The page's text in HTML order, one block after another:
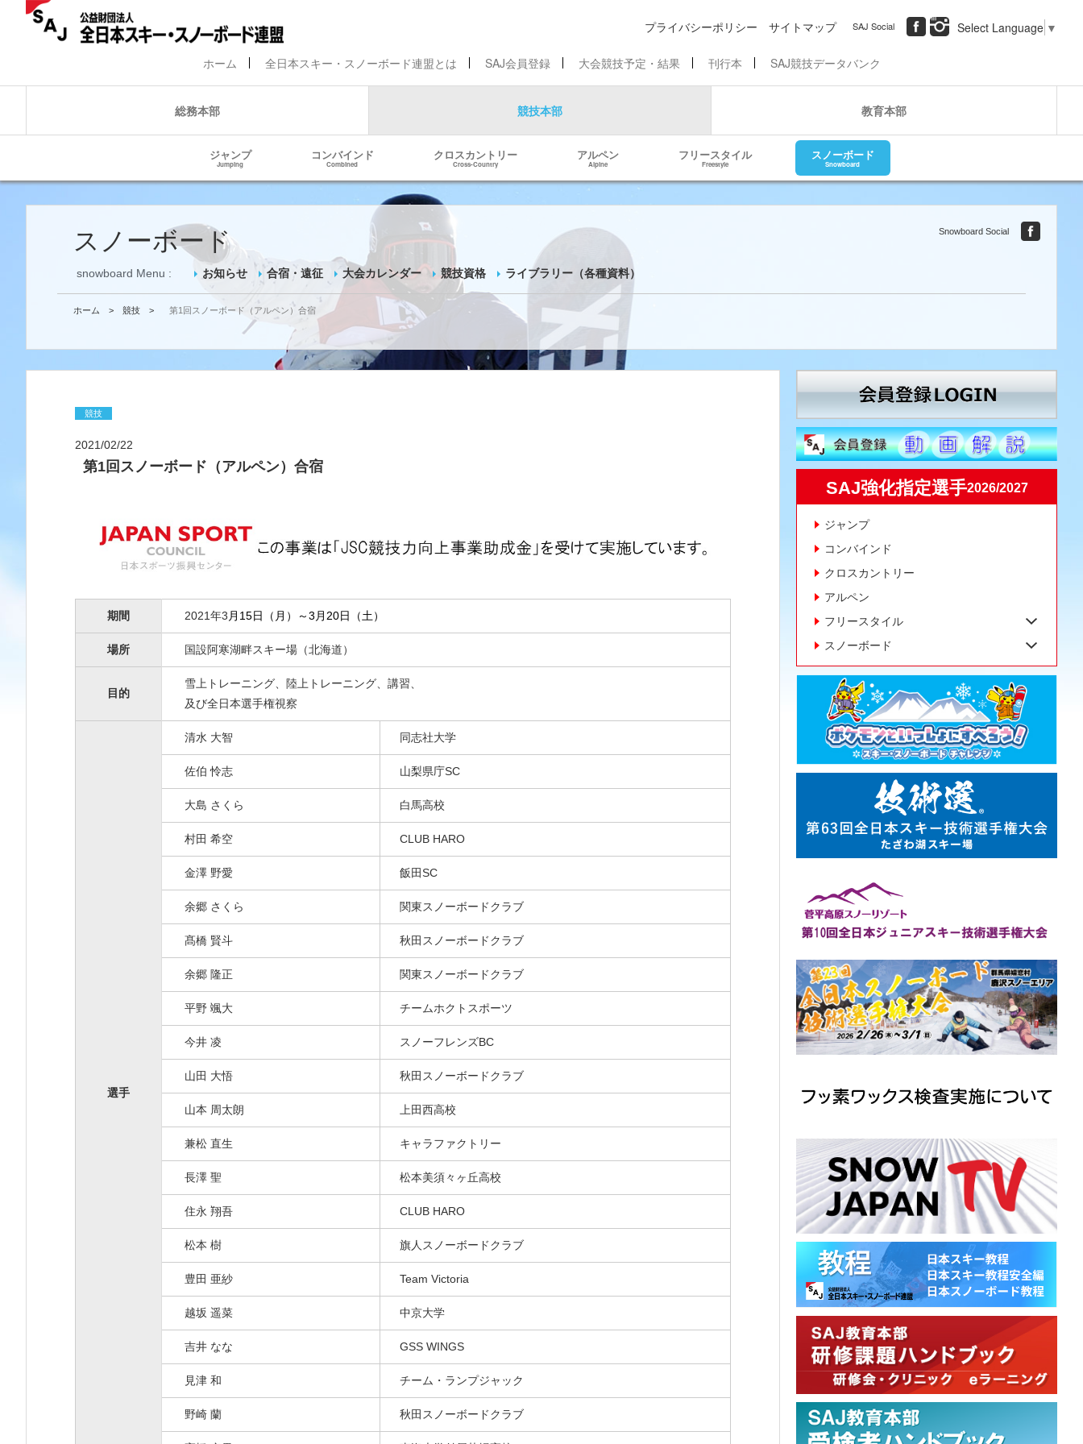
プライバシーポリシー サイトマップ SAJ Social Select Language ▼
ホーム 全日本スキー・スノーボード連盟とは SAJ会員登録 大会競技予定・結果 刊行本 SAJ競技データバンク
総務本部 競技本部 教育本部
ジャンプ
Jumping
コンバインド
Combined
クロスカントリー
Cross-Country
アルペン
Alpine
フリースタイル
Freestyle
スノーボード
Snowboard
スノーボード
snowboard Menu : お知らせ 合宿・遠征 大会カレンダー 競技資格 ライブラリー（各種資料）
Snowboard Social
ホーム > 競技 > 第1回スノーボード（アルペン）合宿
競技
2021/02/22
第1回スノーボード（アルペン）合宿
期間 2021年3 月15日（月）～3月20日（土）
場所 国設阿寒湖畔スキー場（北海道）
目的
雪上トレーニング、陸上トレーニング、講習、
及び全日本選手権視察
選手
清水 大智 同志社大学
佐伯 怜志 山梨県庁SC
大島 さくら 白馬高校
村田 希空 CLUB HARO
金澤 野愛 飯田SC
余郷 さくら 関東スノーボードクラブ
髙橋 賢斗 秋田スノーボードクラブ
余郷 隆正 関東スノーボードクラブ
平野 颯大 チームホクトスポーツ
今井 凌 スノーフレンズBC
山田 大悟 秋田スノーボードクラブ
山本 周太朗 上田西高校
兼松 直生 キャラファクトリー
長澤 聖 松本美須々ヶ丘高校
住永 翔吾 CLUB HARO
松本 樹 旗人スノーボードクラブ
豊田 亜紗 Team Victoria
越坂 遥菜 中京大学
吉井 なな GSS WINGS
見津 和 チーム・ランプジャック
野崎 蘭 秋田スノーボードクラブ
SAJ強化指定選手2026/2027
ジャンプ
コンバインド
クロスカントリー
アルペン
フリースタイル
スノーボード